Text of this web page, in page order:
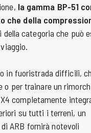
la gamma BP-51
che della
categoria che può
in fuoristrada difficili,
per trainare un
completamente
su tutti i terreni, un
ARB fornirà notevoli